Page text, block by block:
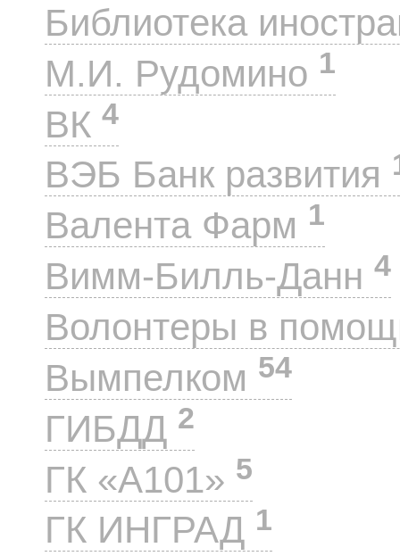
Библиотека
М.И. Рудомино 1
ВК 4
ВЭБ Банк развития
Валента Фарм 1
Вимм-Билль-Данн 4
Волонтеры в
Вымпелком 54
ГИБДД 2
ГК «А101» 5
ГК ИНГРАД 1